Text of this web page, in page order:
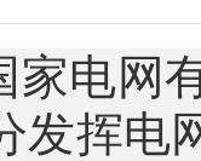
家电网
发挥电